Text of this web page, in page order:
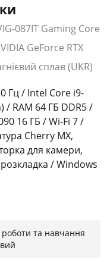
087IT Gaming Core
GeForce RTX
сплав (UKR)
Гц / Intel Core i9-
/ RAM 64 ГБ DDR5 /
16 ГБ / Wi-Fi 7 /
Cherry MX,
для камери,
розкладка / Windows
інтелект
та навчання